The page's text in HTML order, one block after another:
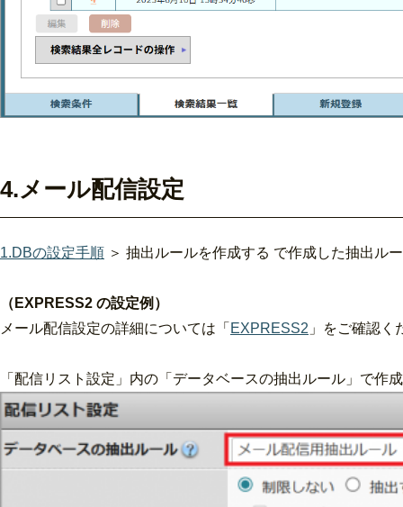
4.メール配信設定
1.DBの設定手順 ＞ 抽出ルールを作成する で作成した抽出ル
（EXPRESS2 の設定例）
メール配信設定の詳細については「 EXPRESS2 」をご確認く
「配信リスト設定」内の「データベースの抽出ルール」で